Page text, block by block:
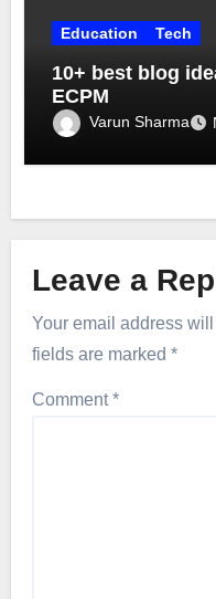
Education Tech
10+ best blog
ECPM
Varun Sharma
Leave a
Your email address
fields are marked *
Comment*